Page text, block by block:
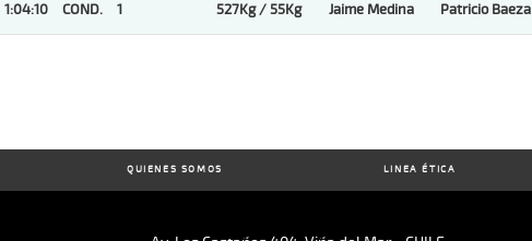
1:04:10 COND. 1 527Kg / 55Kg Jaime Medina Patricio Baeza
QUIENES SOMOS LINEA ÉTICA